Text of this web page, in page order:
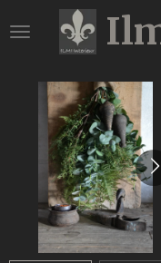
direct
hoofdinhoud